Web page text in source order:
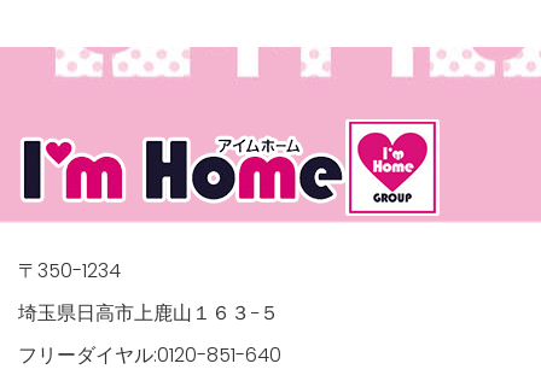
〒350-1234
埼玉県日高市上鹿山１６３−５
フリーダイヤル:0120-851-640